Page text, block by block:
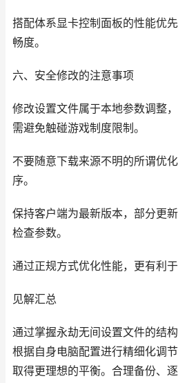
搭配体系显卡控制面板的性能优
畅度。
六、安全修改的注意事项
修改设置文件属于本地参数调整
需避免触碰游戏制度限制。
不要随意下载来源不明的所谓优
序。
保持客户端为最新版本，部分更
检查参数。
通过正规方式优化性能，更有利于
见解汇总
通过掌握永劫无间设置文件的结
根据自身电脑配置进行精细化调
取得更理想的平衡。合理备份、